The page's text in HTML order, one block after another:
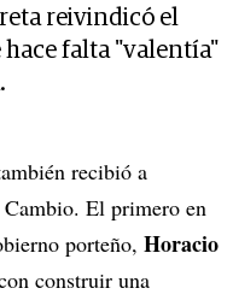
reivindicó el
falta "valentía"
recibió a
El primero en
porteño, Horacio
construir una